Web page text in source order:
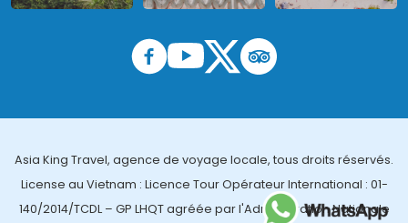
Asia King Travel, agence de voyage locale, tous droits réservés.
License au Vietnam : Licence Tour Opérateur International : 01-
140/2014/TCDL – GP LHQT agréée par l'Administration Nationale